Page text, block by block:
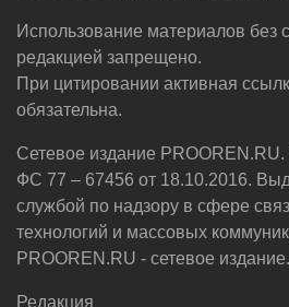
Использование материалов без
редакцией запрещено.
При цитировании активная
обязательна.
Сетевое издание
ФС 77 – 67456 от 18.10.2016.
службой по надзору в сфере
технологий и массовых
PROOREN.RU - сетевое издание.
Редакция